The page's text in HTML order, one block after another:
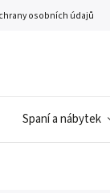
osobních údajů
Spaní a nábytek